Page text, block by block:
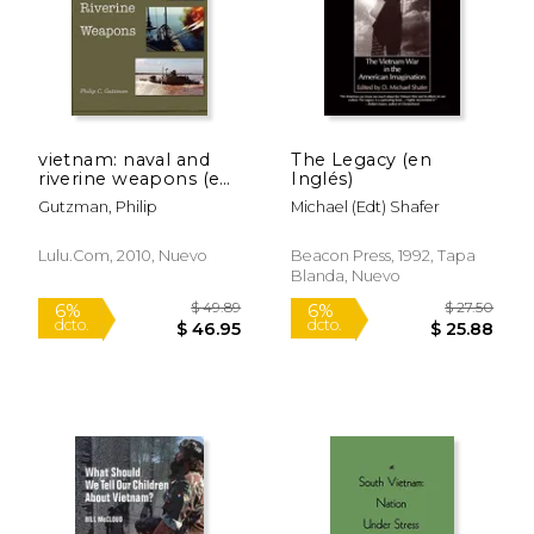
15% $ 21.99 15%
dcto.
vietnam: naval and
riverine weapons (en
Inglés)
Gutzman, Philip
Lulu.com, 2010, Nuevo
The Legacy (en
Inglés)
Michael (edt) Shafer
Beacon Press, 1992, Tapa
Blanda, Nuevo